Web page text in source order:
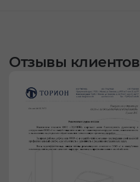
Отзывы клиентов